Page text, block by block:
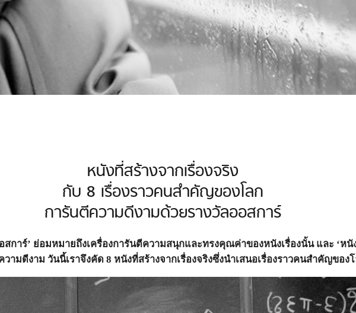
หนังที่สร้างจากเรื่องจริง
กับ 8 เรื่องราวคนสำคัญของโลก
การันตีความดีงามด้วยรางวัลออสการ์
การ์’ ย่อมหมายถึงเครื่องการันตีความสนุกและทรงคุณค่าของหนังเรื่องนั้น และ ‘หนั
มดีงาม วันนี้เราจึงคัด 8 หนังที่สร้างจากเรื่องจริงซึ่งนำเสนอเรื่องราวคนสำคัญของ